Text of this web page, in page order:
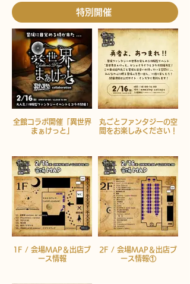
特別開催
全館コラボ開催「異世界
まぁけっと」
丸ごとファンタジーの空
間をお楽しみください！
1F / 会場MAP＆出店ブ
ース情報
2F / 会場MAP＆出店ブ
ース情報①